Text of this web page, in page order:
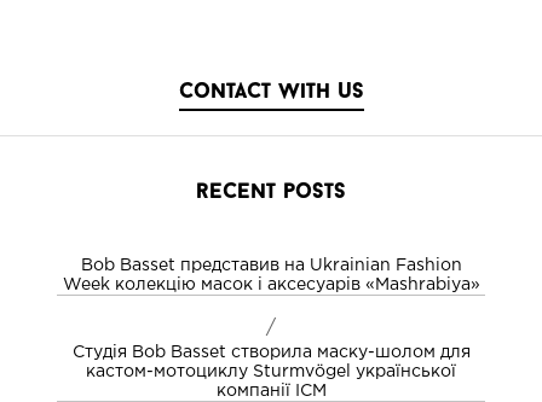
contact with us
recent posts
Bob Basset представив на Ukrainian Fashion
Week колекцію масок і аксесуарів «Mashrabiya»
/
Студія Bob Basset створила маску-шолом для
кастом-мотоциклу Sturmvögel української
компанії ICM